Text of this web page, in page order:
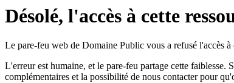
Désolé, l'accès à cette
Le pare-feu web de Domaine Public vous a refusé l'accès à
L'erreur est humaine, et le pare-feu partage cette
complémentaires et la possibilité de nous contacter pour